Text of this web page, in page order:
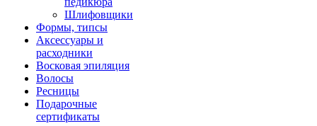
Шлифовщики
Формы, типсы
Аксессуары и
расходники
Восковая эпиляция
Волосы
Ресницы
Подарочные
сертификаты